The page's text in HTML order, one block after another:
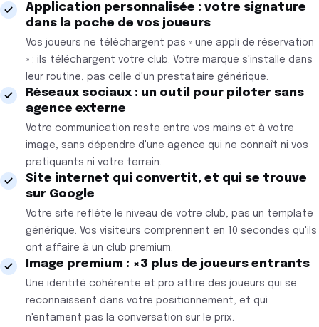
Application personnalisée : votre signature
dans la poche de vos joueurs
Vos joueurs ne téléchargent pas « une appli de réservation
» : ils téléchargent votre club. Votre marque s'installe dans
leur routine, pas celle d'un prestataire générique.
Réseaux sociaux : un outil pour piloter sans
agence externe
Votre communication reste entre vos mains et à votre
image, sans dépendre d'une agence qui ne connaît ni vos
pratiquants ni votre terrain.
Site internet qui convertit, et qui se trouve
sur Google
Votre site reflète le niveau de votre club, pas un template
générique. Vos visiteurs comprennent en 10 secondes qu'ils
ont affaire à un club premium.
Image premium : ×3 plus de joueurs entrants
Une identité cohérente et pro attire des joueurs qui se
reconnaissent dans votre positionnement, et qui
n'entament pas la conversation sur le prix.